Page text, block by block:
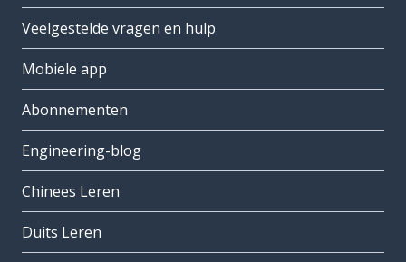
Veelgestelde vragen en hulp
Mobiele app
Abonnementen
Engineering-blog
Chinees Leren
Duits Leren